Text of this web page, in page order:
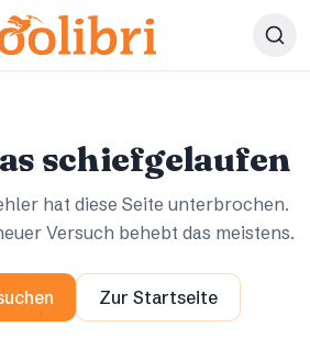
schiefgelaufen
hat diese Seite unterbrochen.
Versuch behebt das meistens.
Zur Startseite